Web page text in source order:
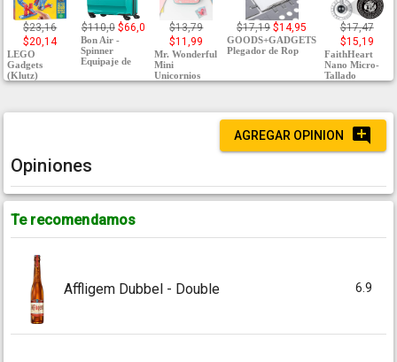
$23,16
$20,14
LEGO
Gadgets
(Klutz)
$110,0 $66,0
Bon Air -
Spinner
Equipaje de
$13,79
$11,99
Mr. Wonderful
Mini
Unicornios
$17,19 $14,95
GOODS+GADGETS
Plegador de Rop
$17,47
$15,19
FaithHeart
Nano Micro-
Tallado
AGREGAR OPINION
Opiniones
Te recomendamos
Affligem Dubbel - Double 6.9